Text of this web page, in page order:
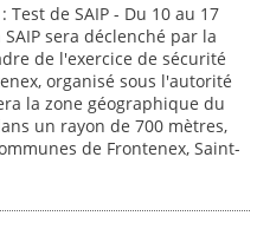
Test de SAIP - Du 10 au 17
sera déclenché par la
de l'exercice de sécurité
organisé sous l'autorité
la zone géographique du
un rayon de 700 mètres,
de Frontenex, Saint-